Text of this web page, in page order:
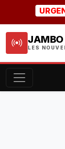
URGENT
JAMBO
LES